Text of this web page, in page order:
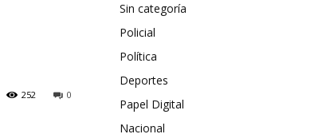
0
252
Sin categoría
Policial
Política
Deportes
Papel Digital
Nacional